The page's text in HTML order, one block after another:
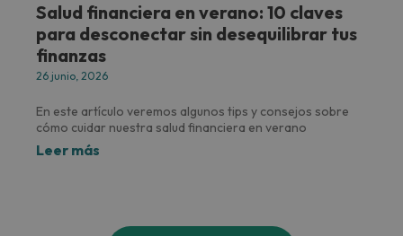
Salud financiera en verano: 10 claves
para desconectar sin desequilibrar tus
finanzas
26 junio, 2026
En este artículo veremos algunos tips y consejos sobre
cómo cuidar nuestra salud financiera en verano
Leer más